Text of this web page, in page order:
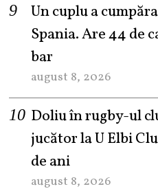
Un cuplu a
Spania. Are 44 de
bar
august 8, 2026
Doliu în rugby-ul
jucător la U Elbi
de ani
august 8, 2026